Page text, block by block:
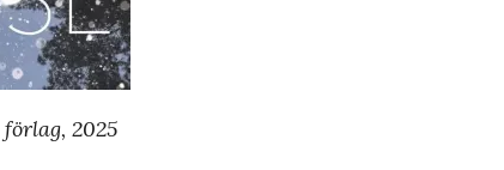
2025